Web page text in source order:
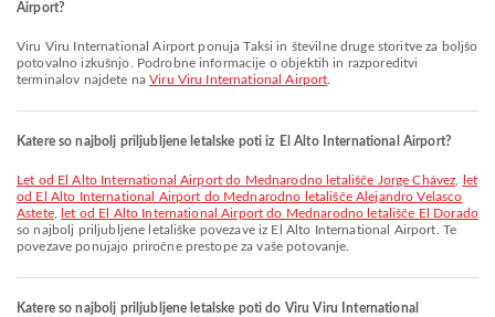
Airport?
Viru Viru International Airport ponuja Taksi in številne druge storitve za boljšo
potovalno izkušnjo. Podrobne informacije o objektih in razporeditvi
terminalov najdete naViru Viru International Airport
Katere so najbolj priljubljene letalske poti iz El Alto International Airport?
let od El Alto International Airport do Mednarodno letališče Jorge Chávez
let
od El Alto International Airport do Mednarodno letališče Alejandro Velasco
Astete,
let od El Alto International Airport do Mednarodno letališče El Dorado
so najbolj priljubljene letališke povezave iz El Alto International Airport. Te
povezave ponujajo priročne prestope za vaše potovanje.
Katere so najbolj priljubljene letalske poti do Viru Viru International